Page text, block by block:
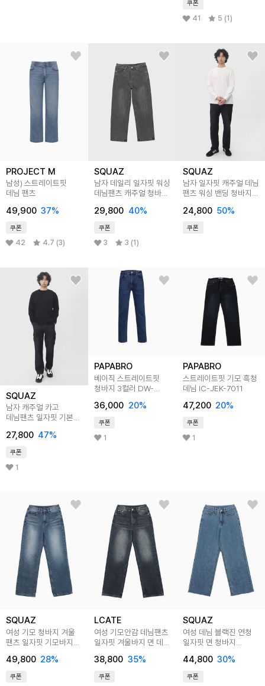
쿠폰
41 5 (1)
PROJECT M
남성) 스트레이트핏
데님 팬츠
49,900 37%
쿠폰
42 4.7 (3)
SQUAZ
남자 데일리 일자핏 워싱
데님팬츠 캐주얼 청바지
29,800 40%
쿠폰
3 3 (1)
SQUAZ
남자 일자핏 캐주얼 데님
팬츠 워싱 밴딩 청바지
24,800 50%
쿠폰
SQUAZ
남자 캐주얼 카고
데님팬츠 일자핏 기본
27,800 47%
쿠폰
1
PAPABRO
베이직 스트레이트핏
청바지 3컬러 DW-
36,000 20%
쿠폰
1
PAPABRO
스트레이트핏 기모 흑청
데님 IC-JEK-7011
47,200 20%
쿠폰
1
SQUAZ
여성 기모 청바지 겨울
팬츠 일자핏 기모바지
49,800 28%
쿠폰
LCATE
여성 기모안감 데님팬츠
일자핏 겨울바지 면 데님
38,800 35%
쿠폰
SQUAZ
여성 데님 블랙진 연청
일자핏 면 청바지
44,800 30%
쿠폰